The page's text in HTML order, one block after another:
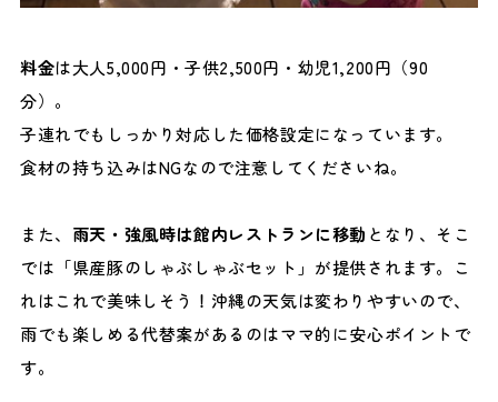
料金は大人5,000円・子供2,500円・幼児1,200円（90
分）。
子連れでもしっかり対応した価格設定になっています。
食材の持ち込みはNGなので注意してくださいね。
また、 雨天・強風時は館内レストランに移動 となり、そこ
では「県産豚のしゃぶしゃぶセット」が提供されます。こ
れはこれで美味しそう！沖縄の天気は変わりやすいので、
雨でも楽しめる代替案があるのはママ的に安心ポイントで
す。